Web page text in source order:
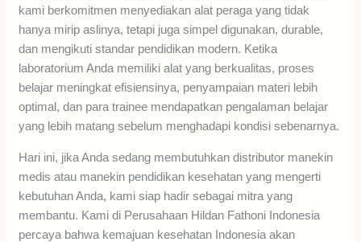
kami berkomitmen menyediakan alat peraga yang tidak
hanya mirip aslinya, tetapi juga simpel digunakan, durable,
dan mengikuti standar pendidikan modern. Ketika
laboratorium Anda memiliki alat yang berkualitas, proses
belajar meningkat efisiensinya, penyampaian materi lebih
optimal, dan para trainee mendapatkan pengalaman belajar
yang lebih matang sebelum menghadapi kondisi sebenarnya.
Hari ini, jika Anda sedang membutuhkan distributor manekin
medis atau manekin pendidikan kesehatan yang mengerti
kebutuhan Anda, kami siap hadir sebagai mitra yang
membantu. Kami di Perusahaan Hildan Fathoni Indonesia
percaya bahwa kemajuan kesehatan Indonesia akan